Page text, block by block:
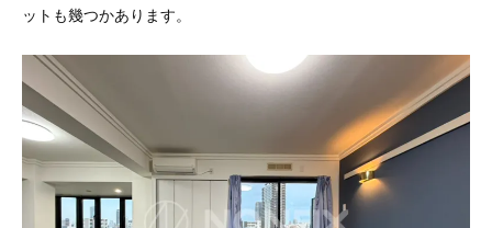
ットも幾つかあります。